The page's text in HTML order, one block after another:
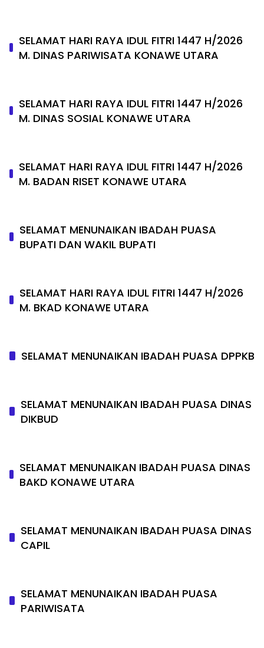
SELAMAT HARI RAYA IDUL FITRI 1447 H/2026
M. DINAS PARIWISATA KONAWE UTARA
SELAMAT HARI RAYA IDUL FITRI 1447 H/2026
M. DINAS SOSIAL KONAWE UTARA
SELAMAT HARI RAYA IDUL FITRI 1447 H/2026
M. BADAN RISET KONAWE UTARA
SELAMAT MENUNAIKAN IBADAH PUASA
BUPATI DAN WAKIL BUPATI
SELAMAT HARI RAYA IDUL FITRI 1447 H/2026
M. BKAD KONAWE UTARA
SELAMAT MENUNAIKAN IBADAH PUASA DPPKB
SELAMAT MENUNAIKAN IBADAH PUASA DINAS
DIKBUD
SELAMAT MENUNAIKAN IBADAH PUASA DINAS
BAKD KONAWE UTARA
SELAMAT MENUNAIKAN IBADAH PUASA DINAS
CAPIL
SELAMAT MENUNAIKAN IBADAH PUASA
PARIWISATA